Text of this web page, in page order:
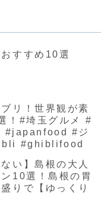
すすめ10選
リ！世界観が素
！#埼玉グルメ #
#japanfood #ジ
#ghiblifood
い】島根の大人
10選！島根の胃
りで【ゆっくり